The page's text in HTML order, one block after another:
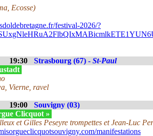
Ecosse)
festival-2026/?
19:30 Strasbourg (67) - St-Paul
Vierne, ravel
19:00
Souvigny (03)
Clicquot »
et Gilles Peseyre trompettes et Jean-Luc
manifestations